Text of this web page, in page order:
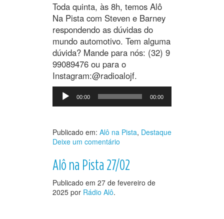
Toda quinta, às 8h, temos Alô
Na Pista com Steven e Barney
respondendo as dúvidas do
mundo automotivo. Tem alguma
dúvida? Mande para nós: (32) 9
99089476 ou para o
Instagram:@radioalojf.
Tocador
áudio
00:00 00:00
Publicado em: Alô na Pista, Destaque
Deixe um comentário
Alô na Pista 27/02
Publicado em 27 de fevereiro de
2025 por Rádio Alô.